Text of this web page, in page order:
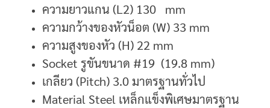
ความยาวแกน (L2) 130 mm
ความกว้างของหัวน็อต (W) 33 mm
ความสูงของหัว (H) 22 mm
Socket รูขันขนาด #19 (19.8 mm)
เกลียว (Pitch) 3.0 มาตรฐานทั่วไป
Material Steel เหล็กแข็งพิเศษมาตรฐาน